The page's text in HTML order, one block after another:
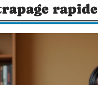
rapide